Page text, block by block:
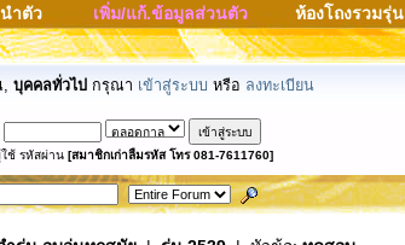
ำตัว เพิ่ม/แก้.ข้อมูลส่วนตัว ห้องโถงรวมรุ่น
บุคคลทั่วไป กรุณา เข้าสู่ระบบ หรือ ลงทะเบียน
ช้ รหัสผ่าน [สมาชิกเก่าลืมรหัส โทร 081-7611760]